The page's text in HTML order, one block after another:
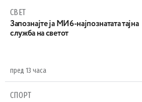
СВЕТ
Запознајте ја МИ6-најпознатата тајна
служба на светот
пред 13 часа
СПОРТ